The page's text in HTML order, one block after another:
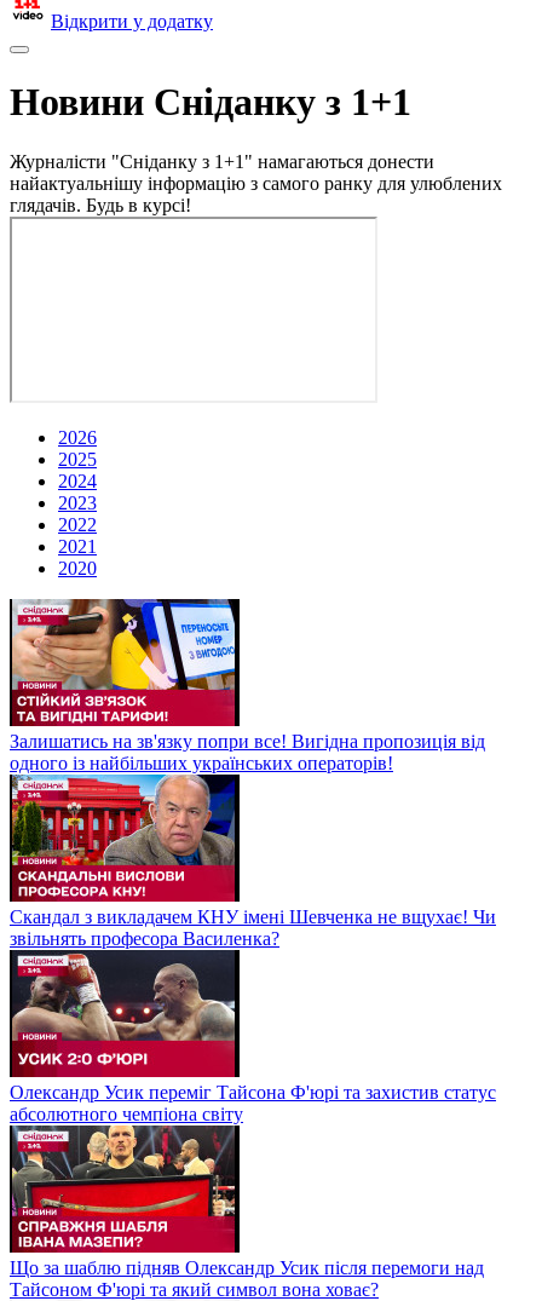
Відкрити у додатку
Новини Сніданку з 1+1
Журналісти "Сніданку з 1+1" намагаються донести
найактуальнішу інформацію з самого ранку для улюблених
глядачів. Будь в курсі!
2026
2025
2024
2023
2022
2021
2020
Залишатись на зв'язку попри все! Вигідна пропозиція від
одного із найбільших українських операторів!
Скандал з викладачем КНУ імені Шевченка не вщухає! Чи
звільнять професора Василенка?
Олександр Усик переміг Тайсона Ф'юрі та захистив статус
абсолютного чемпіона світу
Що за шаблю підняв Олександр Усик після перемоги над
Тайсоном Ф'юрі та який символ вона ховає?